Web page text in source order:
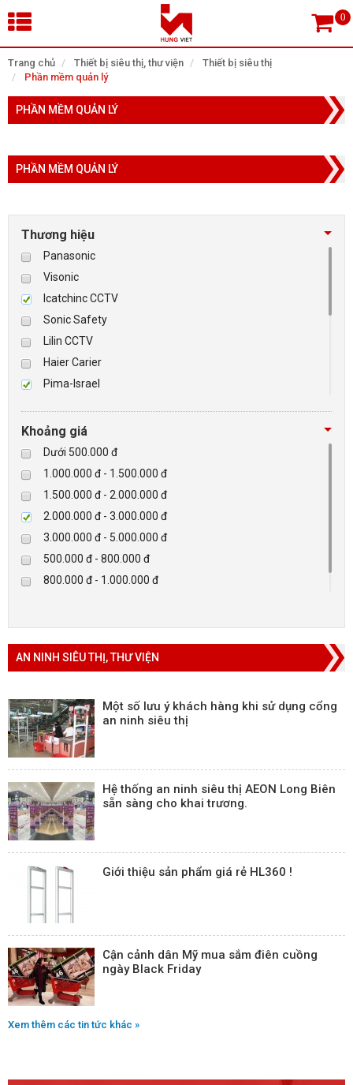
Trang chủ Thiết bị siêu thị, thư viện
Thiết bị siêu thị
Phần mềm quản lý
PHẦN MỀM QUẢN LÝ
PHẦN MỀM QUẢN LÝ
Thương hiệu
Panasonic
Visonic
Icatchinc CCTV
Sonic Safety
Lilin CCTV
Haier Carier
Pima-Israel
Checkpoint
Paradox-Canada
D-max
HIKVISON
Eguard
Khác
Rapiscan
Khoảng giá
Dưới 500.000 đ
1.000.000 đ - 1.500.000 đ
1.500.000 đ - 2.000.000 đ
2.000.000 đ - 3.000.000 đ
3.000.000 đ - 5.000.000 đ
500.000 đ - 800.000 đ
800.000 đ - 1.000.000 đ
AN NINH SIÊU THỊ, THƯ VIỆN
Một số lưu ý khách hàng khi sử dụng cổng
an ninh siêu thị
Hệ thống an ninh siêu thị AEON Long Biên
sẵn sàng cho khai trương.
Giới thiệu sản phẩm giá rẻ HL360 !
Cận cảnh dân Mỹ mua sắm điên cuồng
ngày Black Friday
Xem thêm các tin tức khác »
×
Tìm theo danh mục
TRANG CHỦ
THIẾT BỊ SIÊU THỊ, THƯ VIỆN
CAMERA GIÁM SÁT
BÁO ĐỘNG, BÁO CHÁY
NHÀ THÔNG MINH
LIÊN HỆ